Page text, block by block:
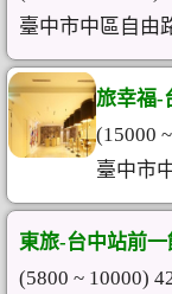
臺中市中區自由
旅幸福-
(15000
臺中市
東旅-台中站前一
(5800 ~ 10000)